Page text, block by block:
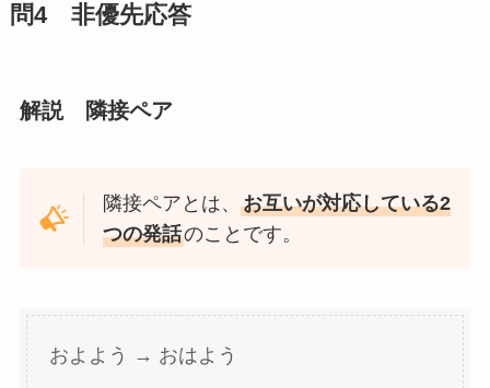
問4 非優先応答
解説 隣接ペア
隣接ペアとは、お互いが対応している2
つの発話のことです。
およよう → おはよう